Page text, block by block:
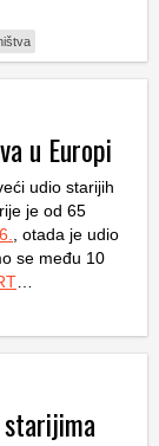
u Europi
udio starijih
je od 65
, otada je udio
se među 10